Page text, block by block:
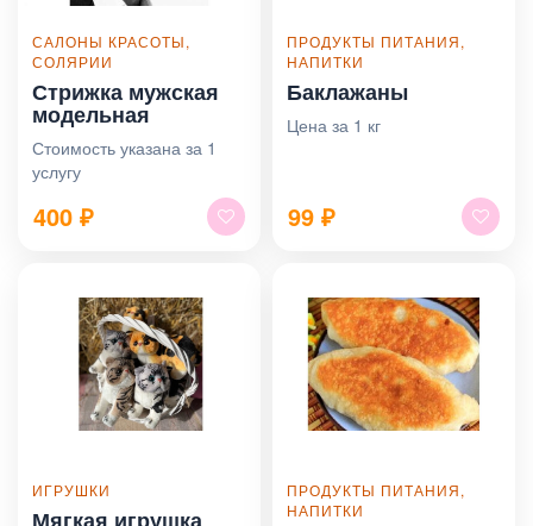
САЛОНЫ КРАСОТЫ,
СОЛЯРИИ
Стрижка мужская
модельная
Стоимость указана за 1
услугу
400 ₽
ПРОДУКТЫ ПИТАНИЯ,
НАПИТКИ
Баклажаны
Цена за 1 кг
99 ₽
ИГРУШКИ
Мягкая игрушка
ПРОДУКТЫ ПИТАНИЯ,
НАПИТКИ